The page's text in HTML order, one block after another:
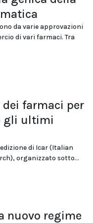
da varie approvazioni
di vari farmaci. Tra
dei farmaci per
gli ultimi
di Icar (Italian
organizzato sotto...
nuovo regime